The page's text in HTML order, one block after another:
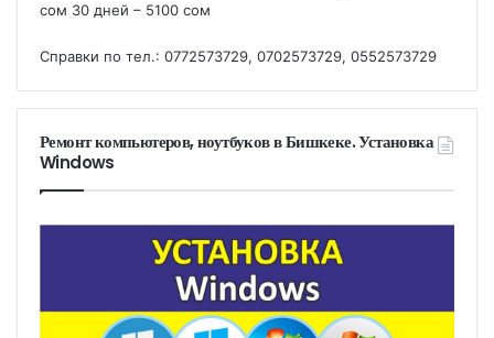
сом 30 дней – 5100 сом
Справки по тел.: 0772573729, 0702573729, 0552573729
Ремонт компьютеров, ноутбуков в Бишкеке. Установка
Windows